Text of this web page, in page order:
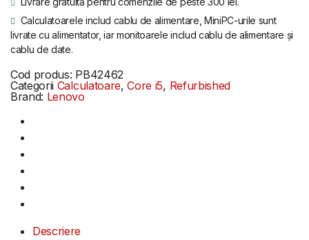
Calculatoarele includ cablu de alimentare, MiniPC-urile sunt
livrate cu alimentator, iar monitoarele includ cablu de alimentare și
cablu de date.
Cod produs: PB42462
Categorii Calculatoare,Core i5, Refurbished
Brand: Lenovo
Descriere